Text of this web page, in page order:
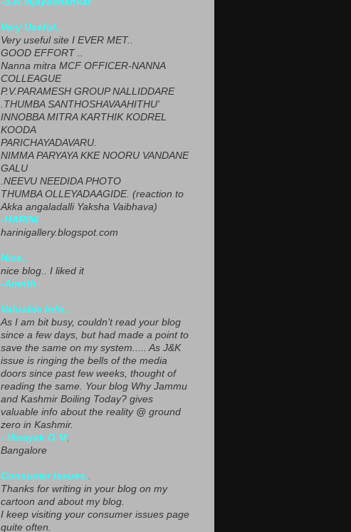
Very Useful..
Very useful site I EVER MET..
GOOD EFFORT ..
Nanna mitra MCF OFFICER-NANNA
COLLEAGUE
P.V.PARAMESH GROUP NALLIDDARE
.THUMBA SANTHOSHAVAAHITHU'
INNOBBA MITRA KARTHIK KODREL
KOODA
PARICHAYADAVARU.
NIMMA PARYAYA KKE NOORU VANDANE
GALU
.NEEVU NEEDIDA PHOTO
THUMBA OLLEYADAAGIDE. (reaction to
Akka angaladalli Yaksha Vaibhava)
-HARINI
harinigallery.blogspot.com
Nice..
nice blog.. I liked it
-Amrith
Valuable Info..
As I am bit busy, couldn’t read your blog
since a few days, but had made a point to
save the same on my system..... As J&K
issue is ringing the bells of the media
doors since past few weeks, thought of
reading the same. Your blog Why Jammu
and Kashmir Boiling Today? gives
valuable info about the reality @ ground
zero in Kashmir.
- Vinayak G M,
Bangalore
Consumer Issues..
Thanks for writing in your blog on my
cartoon and about my blog.
I keep visiting your consumer issues page
quite often.